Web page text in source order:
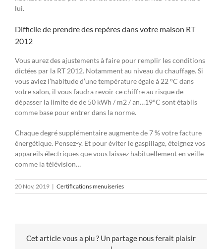
lui.
Difficile de prendre des repères dans votre maison RT
2012
Vous aurez des ajustements à faire pour remplir les conditions
dictées par la RT 2012. Notamment au niveau du chauffage. Si
vous aviez l’habitude d’une température égale à 22 °C dans
votre salon, il vous faudra revoir ce chiffre au risque de
dépasser la limite de de 50 kWh / m2 / an…19°C sont établis
comme base pour entrer dans la norme.
Chaque degré supplémentaire augmente de 7 % votre facture
énergétique. Pensez-y. Et pour éviter le gaspillage, éteignez vos
appareils électriques que vous laissez habituellement en veille
comme la télévision…
20 Nov, 2019 | Certifications menuiseries
Cet article vous a plu ? Un partage nous ferait plaisir